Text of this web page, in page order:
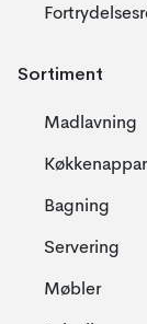
Sortiment
Madlavning
Bagning
Servering
Møbler